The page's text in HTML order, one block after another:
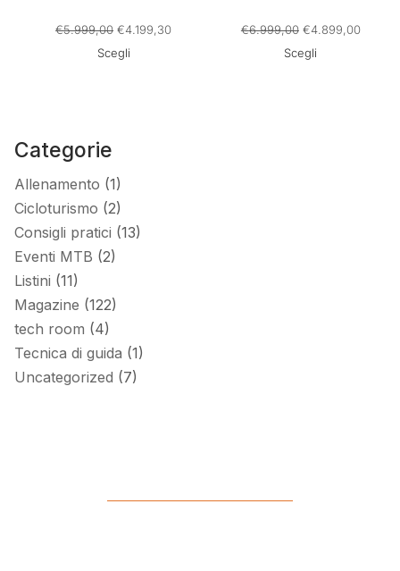
€5.999,00 Il
prezzo
€4.199,30Il
Scegli
€6.999,00 Il
prezzo
€4.899,00Il
Scegli
Categorie
Allenamento (1)
Cicloturismo (2)
Consigli pratici (13)
Eventi MTB (2)
Listini (11)
Magazine (122)
tech room (4)
Tecnica di guida (1)
Uncategorized (7)